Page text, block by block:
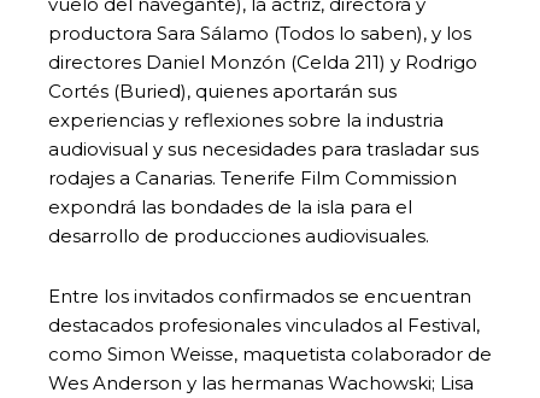
productora Sara Sálamo (Todos lo saben), y los
directores Daniel Monzón (Celda 211) y Rodrigo
Cortés (Buried), quienes aportarán sus
experiencias y reflexiones sobre la industria
audiovisual y sus necesidades para trasladar sus
rodajes a Canarias. Tenerife Film Commission
expondrá las bondades de la isla para el
desarrollo de producciones audiovisuales.
Entre los invitados confirmados se encuentran
destacados profesionales vinculados al Festival,
como Simon Weisse, maquetista colaborador de
Wes Anderson y las hermanas Wachowski; Lisa